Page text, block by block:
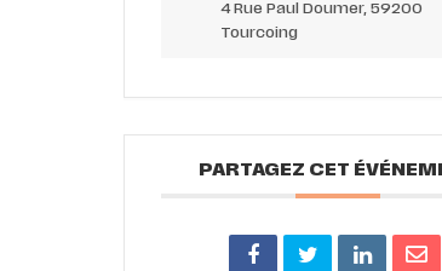
4 Rue Paul Doumer, 59200
Tourcoing
PARTAGEZ CET